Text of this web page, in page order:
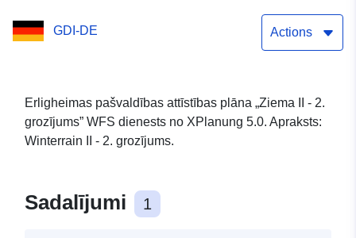
GDI-DE Actions
Erligheimas pašvaldības attīstības plāna „Ziema II - 2.
grozījums” WFS dienests no XPlanung 5.0. Apraksts:
Winterrain II - 2. grozījums.
Sadalījumi 1